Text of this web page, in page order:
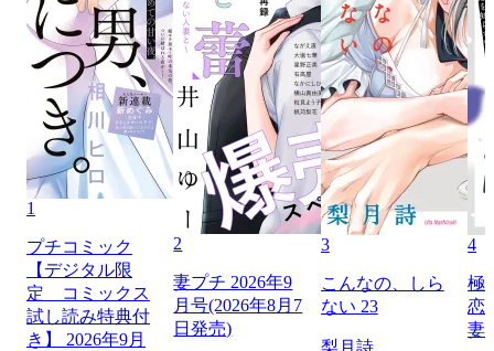
1
プチコミック
【デジタル限
定 コミックス
試し読み特典付
き】 2026年9月
2
妻プチ 2026年9
月号(2026年8月7
日発売)
3
こんなの、しら
ない 23
梨月詩
4
極
恋
妻